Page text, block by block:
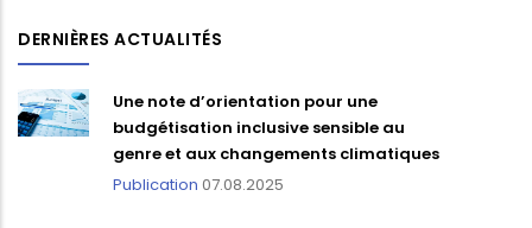
DERNIÈRES ACTUALITÉS
Une note d’orientation pour une
budgétisation inclusive sensible au
genre et aux changements climatiques
Publication 07.08.2025